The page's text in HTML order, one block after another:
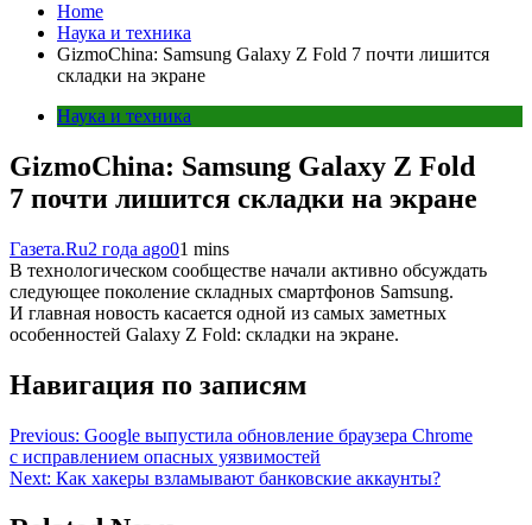
Home
Наука и техника
GizmoChina: Samsung Galaxy Z Fold 7 почти лишится
складки на экране
Наука и техника
GizmoChina: Samsung Galaxy Z Fold
7 почти лишится складки на экране
Газета.Ru2 года ago01 mins
В технологическом сообществе начали активно обсуждать
следующее поколение складных смартфонов Samsung.
И главная новость касается одной из самых заметных
особенностей Galaxy Z Fold: складки на экране.
Навигация по записям
Previous: Google выпустила обновление браузера Chrome
с исправлением опасных уязвимостей
Next: Как хакеры взламывают банковские аккаунты?